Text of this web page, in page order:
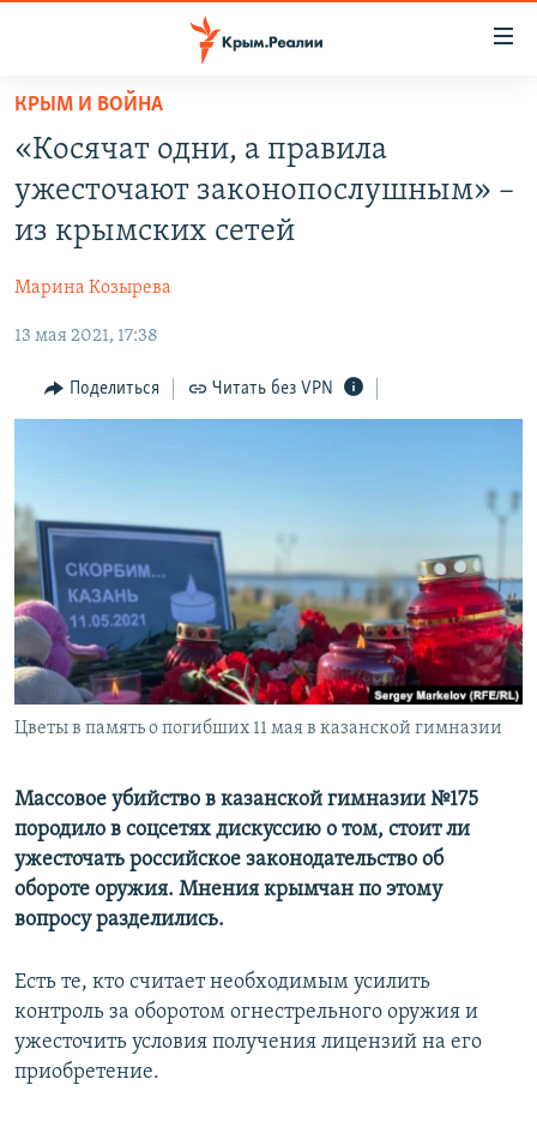
Вернуться
основному
содержанию
Вернутся
главной
навигации
Вернутся
поиску
11 ЛЕТ ОККУПАЦИИ КРЫМА. 11 ИСТОРИЙ СОПРОТИВЛЕНИЯ
ЕЩЕ
ИНТЕРАКТИВ
ИНФОГРАФИКА
ПРОПАВШИЕ БЕЗ ВЕСТИ
ПОБЕДИТЕЛЕЙ НЕ СУДЯТ?
КРЫМ.НЕПОКОРЕННЫЙ
ELIFBE
УКРАИНСКАЯ ПРОБЛЕМА КРЫМА
РАДІО СВОБОДА
КАК ОБОЙТИ БЛОКИРОВКУ
ПРИСОЕДИНЯЙТЕСЬ!
Все сайты RFE/RL
КРЫМ И ВОЙНА
«Косячат одни, а правила
ужесточают законопослушным» –
из крымских сетей
Марина Козырева
13 мая 2021, 17:38
Поделиться Читать без VPN
Цветы в память о погибших 11 мая в казанской гимназии
Массовое убийство в казанской гимназии №175
породило в соцсетях дискуссию о том, стоит ли
ужесточать российское законодательство об
обороте оружия. Мнения крымчан по этому
вопросу разделились.
Есть те, кто считает необходимым усилить
контроль за оборотом огнестрельного оружия и
ужесточить условия получения лицензий на его
приобретение.